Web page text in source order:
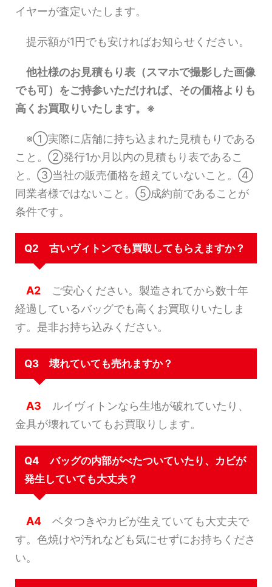
イヤーが査定いたします。
提示額が1円でも安ければお知らせください。
他社様のお見積もり表（スマホで撮影した画像
でも可）をご持参いただければ、その価格よりも
高くお買取りいたします。※
※①実際に店舗に持ち込まれた見積もりである
こと。②発行1か月以内の見積もり表であるこ
と。③当社の販売価格を超えていないこと。④
同業者様ではないこと。⑤成約前であることが
条件です。
Q2 古いヴィトンでも買取してもらえますか？
A2 ご安心ください。製造されてから数十年
経過しているバッグでも高くお買取りいたしま
す。是非お持ち込みください。
Q3 壊れていても売れますか？
A3 ルイヴィトンなら生地が破れていたり、
金具が壊れていてもお買取りします。
Q4 バッグの内部がべたついていたり、カビが
発生していても大丈夫？
A4 ベタつきやカビが生えていても大丈夫で
す。色焼けや汚れなども気にせずにお持ちくださ
い。